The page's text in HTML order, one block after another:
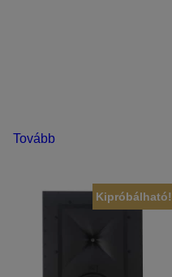
Tovább
Kipróbálható!